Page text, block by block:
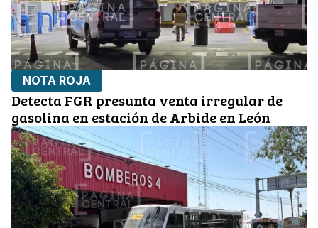
NOTA ROJA
Detecta FGR presunta venta irregular de
gasolina en estación de Arbide en León